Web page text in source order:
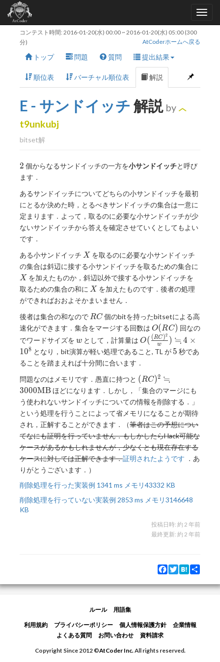
コンテスト時間: 2016-01-20(水) 00:00~ 2016-01-20(水) 05:00 (300
分)
AtCoderホームへ戻る
トップ 問題 質問 提出結果
順位表 バーチャル順位表 解説
E - サンドイッチ 解説 by
t9unkubj
bitset解
2
2 個からなるサンドイッチの一方を小サンドイッチと呼び
ます．
あるサンドイッチについてどちらの小サンドイッチを最初
にとるか決めた時，とるべきサンドイッチの集合は一意に
定まります．よって，取るのに必要な小サンドイッチが少
ないサンドイッチから答えを確定させていくとしてもよい
です．
ある小サンドイッチ X
X を取るのに必要な小サンドイッチ
の集合は斜辺に接する小サンドイッチを取るための集合に
X を加えたものか，斜辺以外で接する小サンドイッチを
取るための集合の和に X
X を加えたものです．後者の処理
ができればおおよそかまいません．
後者は集合の和なので RC
RC 個のbitを持ったbitsetによる高
速化ができます．集合をマージする回数は O(RC)
O(RC) 回なの
でワードサイズを w
w として，計算量はO(\frac{(RC)^2}
{w})
\fallingdotseq 4
\times 10^8
O( w
(RC)2
) ≒ 4 ×
108 となり，bit演算が軽い処理であること, TL が 5
5 秒であ
ることを踏まえれば十分間に合います．
問題なのはメモリです．愚直に持つと (RC)^2
\fallingdotseq
3000
\mathrm{MB}
(RC)2 ≒
3000MB ほどになります．しかし，「集合のマージにも
う使われないサンドイッチについての情報を削除する．」
という処理を行うことによって省メモリになることが期待
され，正解することができます．（筆者はこの予想につい
てなにも証明を行っていません．もしかしたらHack可能な
ケースがあるかもしれませんが，少なくとも現在存在する
ケースに対しては正解できます．証明されたようです ．あ
りがとうございます．）
削除処理を行った実装例 1341 ms メモリ43332 KB
削除処理を行っていない実装例 2853 ms メモリ3146648
KB
投稿日時: 約 2 年前
最終更新: 約 2 年前
Facebook
Twitter
Hatena
ルール 用語集
利用規約 プライバシーポリシー 個人情報保護方針
企業情報
よくある質問
お問い合わせ 資料請求
Copyright Since 2012 ©AtCoder Inc.All rights reserved.